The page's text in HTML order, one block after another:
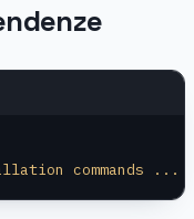
commands ...